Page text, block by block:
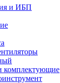
и ИБП
комплектующие